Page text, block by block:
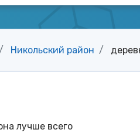
Никольский район
лучше всего